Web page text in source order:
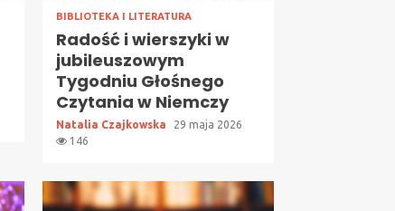
BIBLIOTEKA I LITERATURA
Radość i wierszyki w
jubileuszowym
Tygodniu Głośnego
Czytania w Niemczy
Natalia Czajkowska
29 maja 2026
146